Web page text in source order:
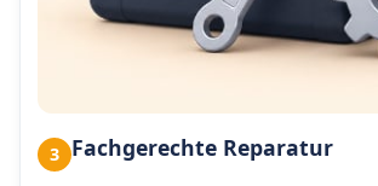
3 Fachgerechte Reparatur